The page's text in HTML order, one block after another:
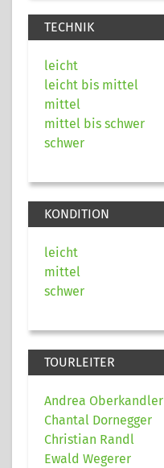
TECHNIK
leicht
leicht bis mittel
mittel
mittel bis schwer
schwer
KONDITION
leicht
mittel
schwer
TOURLEITER
Andrea Oberkandler
Chantal Dornegger
Christian Randl
Ewald Wegerer